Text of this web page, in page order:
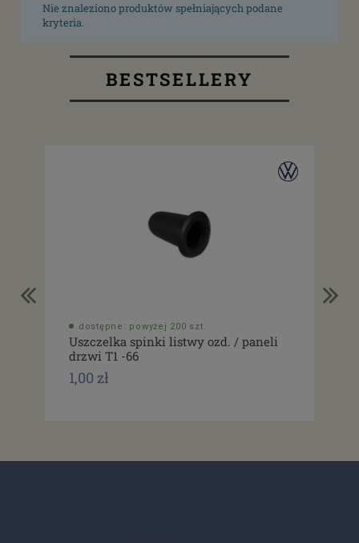
Nie znaleziono produktów spełniających podane
kryteria.
BESTSELLERY
dostępne: powyżej 200 szt.
Uszczelka spinki listwy ozd. / paneli
drzwi T1 -66
1,00 zł